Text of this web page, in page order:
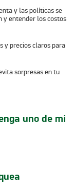
y las políticas se
y entender los costos
y precios claros para
sorpresas en tu
uno de mi